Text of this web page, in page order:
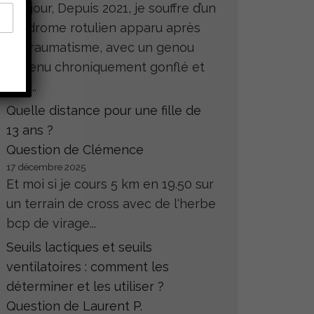
Bonjour, Depuis 2021, je souffre d’un
syndrome rotulien apparu après
un traumatisme, avec un genou
devenu chroniquement gonflé et
très...
Quelle distance pour une fille de
13 ans ?
Question de Clémence
17 décembre 2025
Et moi si je cours 5 km en 19.50 sur
un terrain de cross avec de l'herbe
bcp de virage...
Seuils lactiques et seuils
ventilatoires : comment les
déterminer et les utiliser ?
Question de Laurent P.